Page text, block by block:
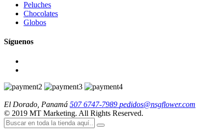
Peluches
Chocolates
Globos
Síguenos
El Dorado, Panamá 507 6747-7989 pedidos@nsgflower.com
© 2019 MT Marketing. All Rights Reserved.